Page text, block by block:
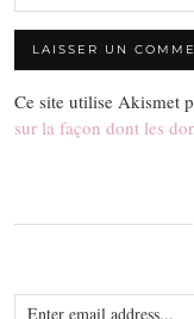
Ce site utilise Akismet
sur la façon dont les